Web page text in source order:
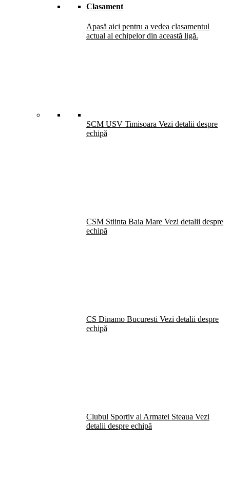
Clasament
Apasă aici pentru a vedea clasamentul
actual al echipelor din această ligă.
SCM USV Timisoara Vezi detalii despre
echipă
CSM Stiinta Baia Mare Vezi detalii despre
echipă
CS Dinamo Bucuresti Vezi detalii despre
echipă
Clubul Sportiv al Armatei Steaua Vezi
detalii despre echipă